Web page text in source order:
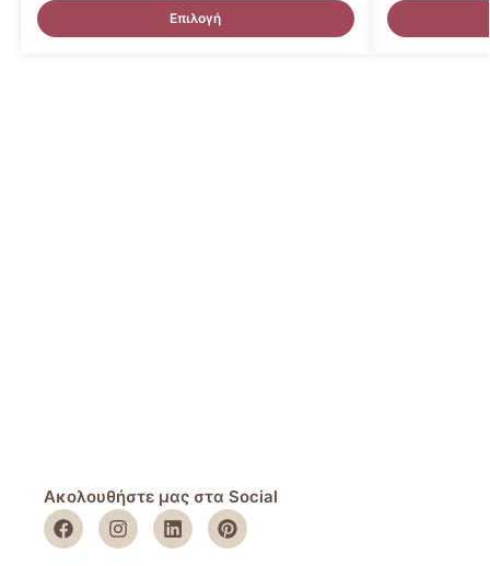
Επιλογή
Ακολουθήστε μας στα Social